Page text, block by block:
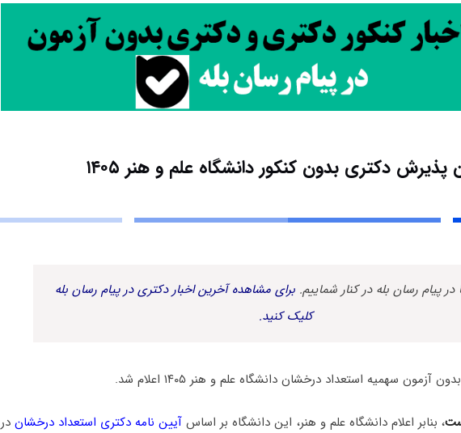
پذیرش دکتری بدون کنکور دانشگاه علم و هنر ۱۴۰۵
در پیام رسان بله در کنار شماییم. برای مشاهده آخرین اخبار دکتری در پیام رسان بله
کلیک کنید.
سهمیه استعداد درخشان دانشگاه علم و هنر ۱۴۰۵ اعلام شد.
، بنابر اعلام دانشگاه علم و هنر، این دانشگاه بر اساس آیین نامه دکتری استعداد درخشاندر